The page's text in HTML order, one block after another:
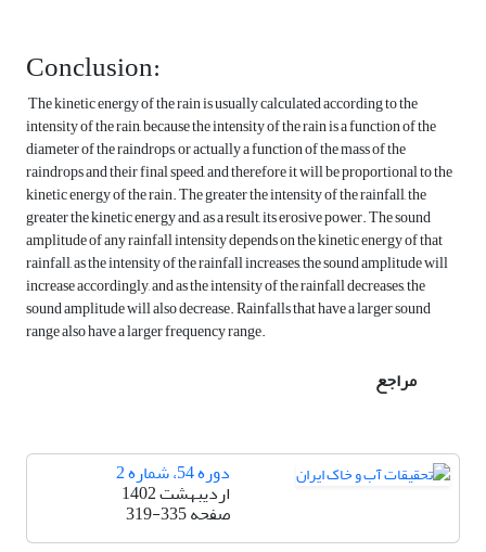
Conclusion:
The kinetic energy of the rain is usually calculated according to the
intensity of the rain, because the intensity of the rain is a function of the
diameter of the raindrops, or actually a function of the mass of the
raindrops and their final speed, and therefore it will be proportional to the
kinetic energy of the rain. The greater the intensity of the rainfall, the
greater the kinetic energy and, as a result, its erosive power. The sound
amplitude of any rainfall intensity depends on the kinetic energy of that
rainfall, as the intensity of the rainfall increases, the sound amplitude will
increase accordingly, and as the intensity of the rainfall decreases, the
sound amplitude will also decrease. Rainfalls that have a larger sound
range also have a larger frequency range.
مراجع
دوره 54، شماره 2
اردیبهشت 1402
صفحه319-335